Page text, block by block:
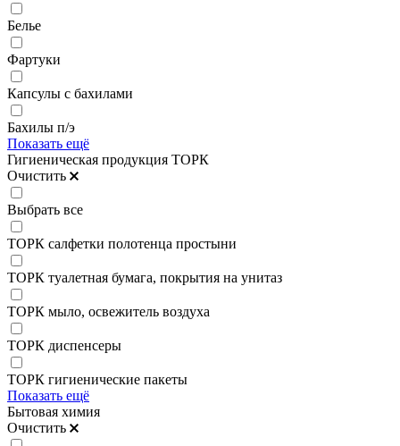
Белье
Фартуки
Капсулы с бахилами
Бахилы п/э
Показать ещё
Гигиеническая продукция ТОРК
Очистить
Выбрать все
ТОРК салфетки полотенца простыни
ТОРК туалетная бумага, покрытия на унитаз
ТОРК мыло, освежитель воздуха
ТОРК диспенсеры
ТОРК гигиенические пакеты
Показать ещё
Бытовая химия
Очистить